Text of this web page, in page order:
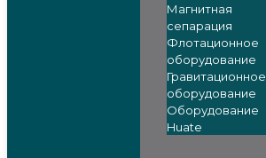
Магнитная
сепарация
Флотационное
оборудование
Гравитационное
оборудование
Оборудование
Huate